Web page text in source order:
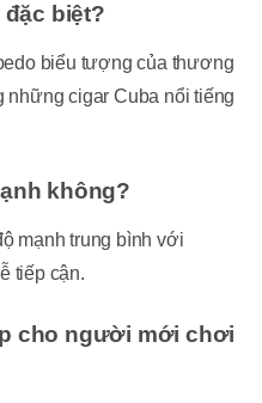
đặc biệt?
biểu tượng của thương
những cigar Cuba nổi tiếng
không?
mạnh trung bình với
tiếp cận.
cho người mới chơi